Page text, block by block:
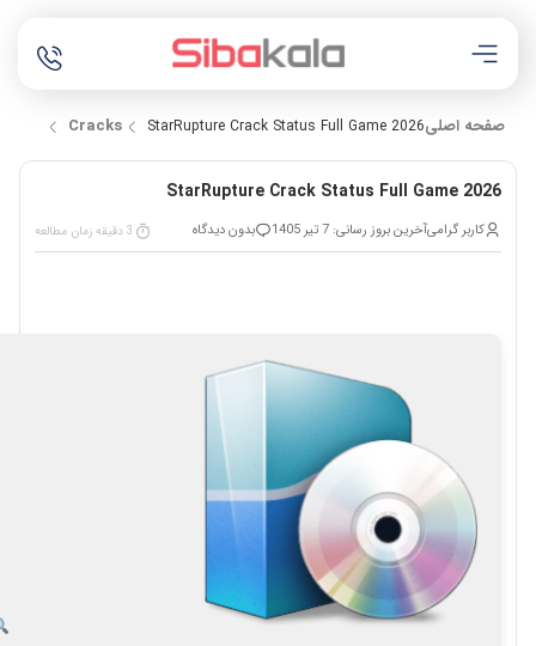
صفحه اصلی Cracks StarRupture Crack Status Full Game 2026
StarRupture Crack Status Full Game 2026
کاربر گرامیآخرین بروز رسانی: 7 تیر 1405 بدون دیدگاه 3 دقیقه زمان مطالعه